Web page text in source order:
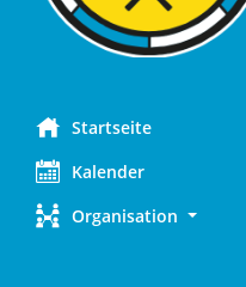
Startseite
Kalender
Organisation